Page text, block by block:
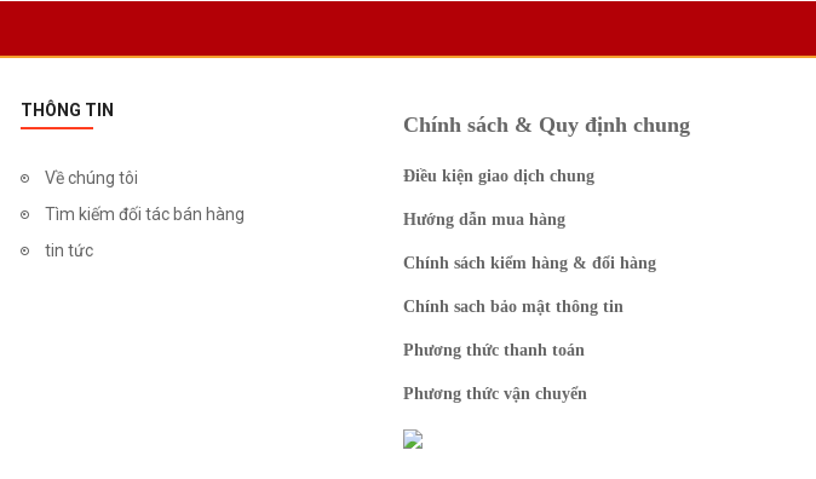
có đường -
40 Lọ yến sào Nhà Việt tự nhiên
5 Hộp yến sào tự nhiên 20% Nhà
THÔNG TIN
Về chúng tôi
Tìm kiếm đối tác bán hàng
tin tức
Chính sách & Quy định chung
Điều kiện giao dịch chung
Hướng dẫn mua hàng
Chính sách kiểm hàng & đổi hàng
Chính sach bảo mật thông tin
Phương thức thanh toán
Phương thức vận chuyển